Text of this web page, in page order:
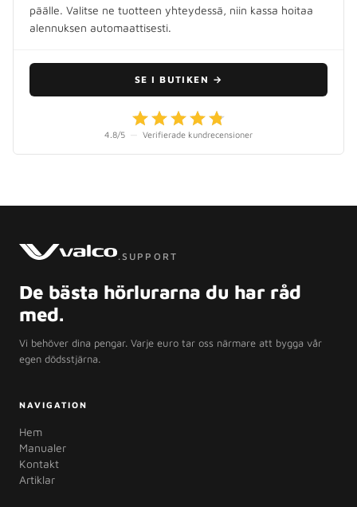
päälle. Valitse ne tuotteen yhteydessä, niin kassa hoitaa
alennuksen automaattisesti.
SE I BUTIKEN →
4.8/5 — Verifierade kundrecensioner
.SUPPORT
De bästa hörlurarna du har råd
med.
Vi behöver dina pengar. Varje euro tar oss närmare att bygga vår
egen dödsstjärna.
NAVIGATION
Hem
Manualer
Kontakt
Artiklar